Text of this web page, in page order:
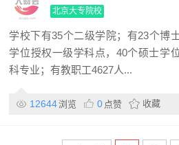
北京大专院校
学校下有35个二级学院；有23个博
学位授权一级学科点，40个硕士学
科专业；有教职工4627人...
12644浏览 0 点赞 收藏